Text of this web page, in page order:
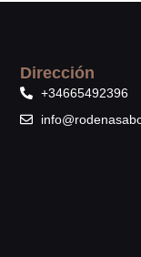
Dirección
+34665492396